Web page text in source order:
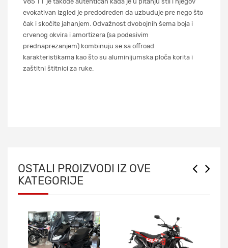
evokativan izgled je predodređen da uzbuđuje pre nego što
čak i skočite jahanjem. Odvažnost dvobojnih šema boja i
crvenog okvira i amortizera (sa podesivim
prednaprezanjem) kombinuju se sa offroad
karakteristikama kao što su aluminijumska ploča korita i
zaštitni štitnici za ruke.
OSTALI PROIZVODI IZ OVE
KATEGORIJE